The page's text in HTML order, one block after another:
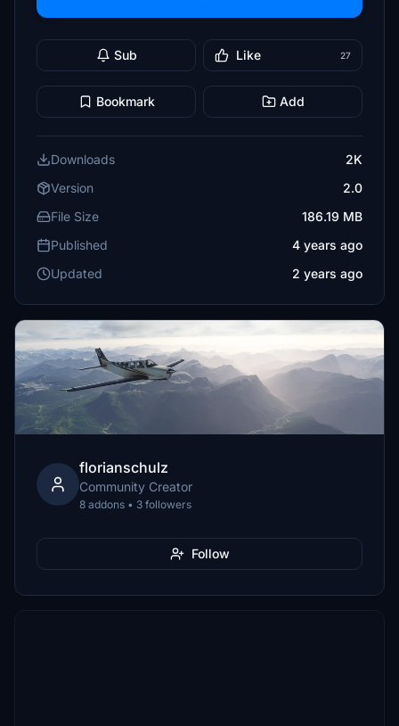
Sub Like 27
Bookmark Add
Downloads
2K
Version
2.0
File Size
186.19 MB
Published
4 years ago
Updated
2 years ago
florianschulz
Community Creator
8 addons • 3 followers
Follow